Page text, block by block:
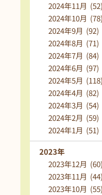
2024年11月 (52)
2024年10月 (78)
2024年9月 (92)
2024年8月 (71)
2024年7月 (84)
2024年6月 (97)
2024年5月 (118)
2024年4月 (82)
2024年3月 (54)
2024年2月 (59)
2024年1月 (51)
2023年
2023年12月 (60)
2023年11月 (44)
2023年10月 (55)